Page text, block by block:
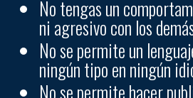
No tengas un
ni agresivo con los
No se permite un
ningún tipo en ningún
No se permite hacer